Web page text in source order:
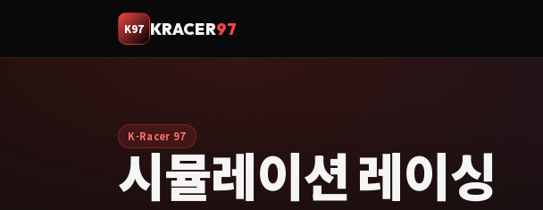
K97 KRACER97
K-Racer 97
시뮬레이션 레이싱